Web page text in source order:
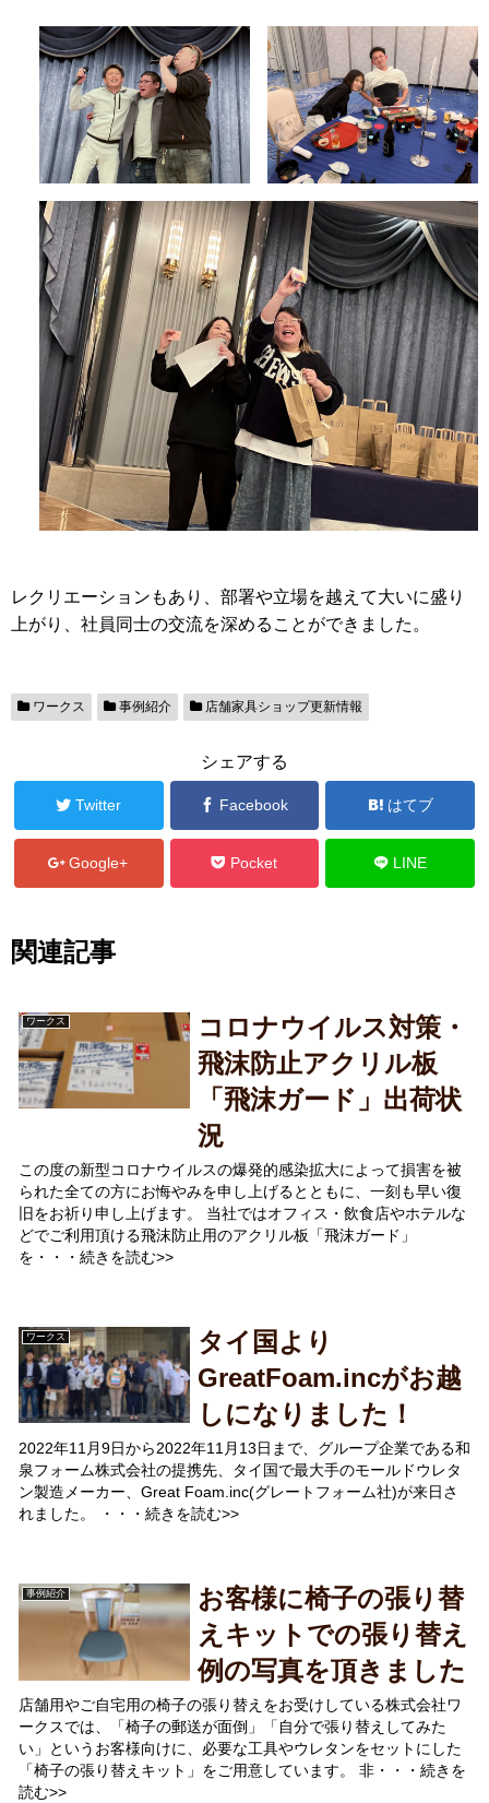
レクリエーションもあり、部署や立場を越えて大いに盛り
上がり、社員同士の交流を深めることができました。
ワークス 事例紹介 店舗家具ショップ更新情報
シェアする
Twitter Facebook はてブ
Google+ Pocket LINE
関連記事
ワークス
コロナウイルス対策・
飛沫防止アクリル板
「飛沫ガード」出荷状
況
この度の新型コロナウイルスの爆発的感染拡大によって損害を被
られた全ての方にお悔やみを申し上げるとともに、一刻も早い復
旧をお祈り申し上げます。 当社ではオフィス・飲食店やホテルな
どでご利用頂ける飛沫防止用のアクリル板「飛沫ガード」
を・・・続きを読む>>
ワークス
タイ国より
GreatFoam.incがお越
しになりました！
2022年11月9日から2022年11月13日まで、グループ企業である和
泉フォーム株式会社の提携先、タイ国で最大手のモールドウレタ
ン製造メーカー、Great Foam.inc(グレートフォーム社)が来日さ
れました。 ・・・続きを読む>>
事例紹介
お客様に椅子の張り替
えキットでの張り替え
例の写真を頂きました
店舗用やご自宅用の椅子の張り替えをお受けしている株式会社ワ
ークスでは、「椅子の郵送が面倒」「自分で張り替えしてみた
い」というお客様向けに、必要な工具やウレタンをセットにした
「椅子の張り替えキット」をご用意しています。 非・・・続きを
読む>>